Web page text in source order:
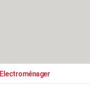
Electroménager